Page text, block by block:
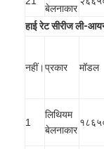
बेलनाकार
हाई रेट सीरीज ली-
नहीं। प्रकार मॉडल
1
लिथियम
बेलनाकार